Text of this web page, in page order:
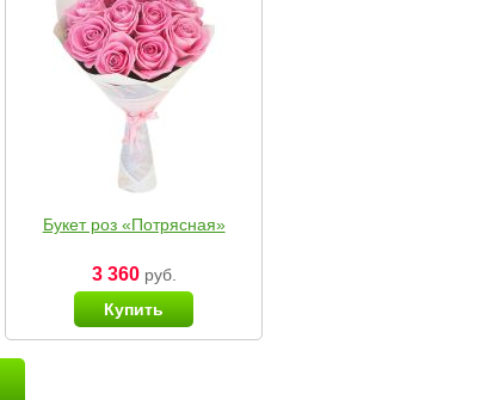
Букет роз «Потрясная»
3 360руб.
Купить